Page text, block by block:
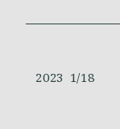
2023 1/18